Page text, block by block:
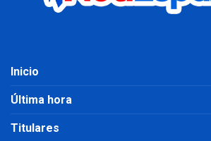
Inicio
Última hora
Titulares